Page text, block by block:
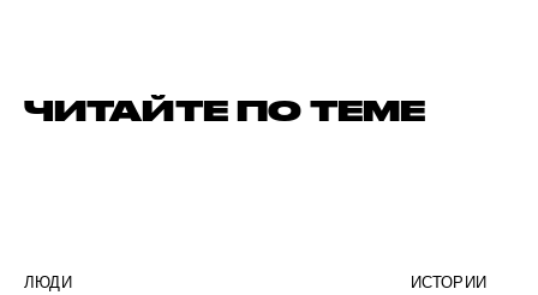
ЧИТАЙТЕ ПО ТЕМЕ
ЛЮДИ ИСТОРИИ